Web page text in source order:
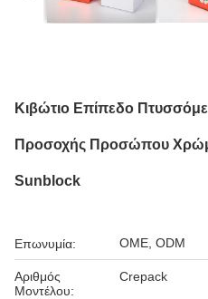
Κιβώτιο Επίπεδο
Προσοχής Προσώπου
Sunblock
Επωνυμία: OME, ODM
Αριθμός
Μοντέλου:
Crepack